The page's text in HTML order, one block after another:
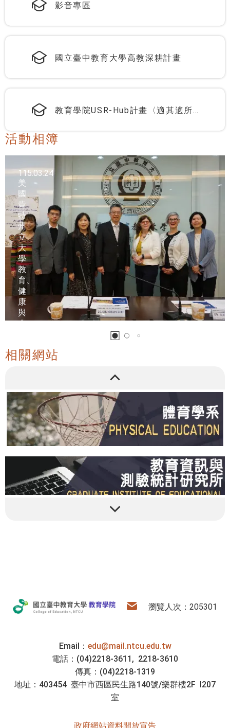
影音專區
國立臺中教育大學高教深耕計畫
教育學院USR-Hub計畫〈適其適所 ·
活動相簿
115.03.24
美
國
肯
特
州
立
大
學
教
育、
健
康
與
人
務
校
參
訪
交
流
相關網站
播放
::: 瀏覽人次：205301
教育學院
電子信箱
Email： edu@mail.ntcu.edu.tw
電話：(04)2218-3611, 2218-3610
傳真：(04)2218-1319
地址：403454 臺中市西區民生路140號/樂群樓2F I207
室
政府網站資料開放宣告